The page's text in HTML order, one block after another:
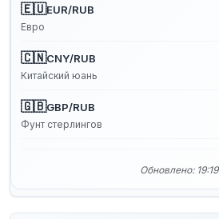
🇪🇺EUR/RUB
Евро
🇨🇳CNY/RUB
Китайский юань
🇬🇧GBP/RUB
Фунт стерлингов
Обновлено: 19:19